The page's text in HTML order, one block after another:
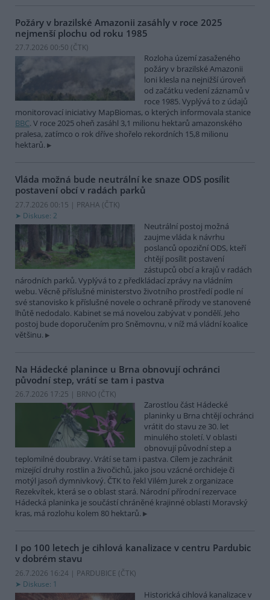
Požáry v brazilské Amazonii zasáhly v roce 2025
nejmenší plochu od roku 1985
27.7.2026 00:50 (ČTK)
Rozloha území zasaženého
požáry v brazilské Amazonii
loni klesla na nejnižší úroveň
od začátku vedení záznamů v
roce 1985. Vyplývá to z údajů
monitorovací iniciativy MapBiomas, o kterých informovala stanice
BBC. V roce 2025 oheň zasáhl 3,1 milionu hektarů amazonského
pralesa, zatímco o rok dříve shořelo rekordních 15,8 milionu
hektarů.
Vláda možná bude neutrální ke snaze ODS posílit
postavení obcí v radách parků
27.7.2026 00:15 | PRAHA (ČTK)
Diskuse: 2
Neutrální postoj možná
zaujme vláda k návrhu
poslanců opoziční ODS, kteří
chtějí posílit postavení
zástupců obcí a krajů v radách
národních parků. Vyplývá to z předkládací zprávy na vládním
webu. Věcně příslušné ministerstvo životního prostředí podle ní
své stanovisko k příslušné novele o ochraně přírody ve stanovené
lhůtě nedodalo. Kabinet se má novelou zabývat v pondělí. Jeho
postoj bude doporučením pro Sněmovnu, v níž má vládní koalice
většinu.
Na Hádecké planince u Brna obnovují ochránci
původní step, vrátí se tam i pastva
26.7.2026 17:25 | BRNO (ČTK)
Zarostlou část Hádecké
planinky u Brna chtějí ochránci
vrátit do stavu ze 30. let
minulého století. V oblasti
obnovují původní step a
teplomilné doubravy. Vrátí se tam i pastva. Cílem je zachránit
mizející druhy rostlin a živočichů, jako jsou vzácné orchideje či
motýl jasoň dymnivkový. ČTK to řekl Vilém Jurek z organizace
Rezekvítek, která se o oblast stará. Národní přírodní rezervace
Hádecká planinka je součástí chráněné krajinné oblasti Moravský
kras, má rozlohu kolem 80 hektarů.
I po 100 letech je cihlová kanalizace v centru Pardubic
v dobrém stavu
26.7.2026 16:24 | PARDUBICE (ČTK)
Diskuse: 1
Historická cihlová kanalizace v